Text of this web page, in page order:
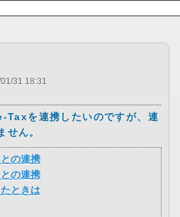
31 18:31
Taxを連携したいのですが、連
せん。
の連携
の連携
ときは